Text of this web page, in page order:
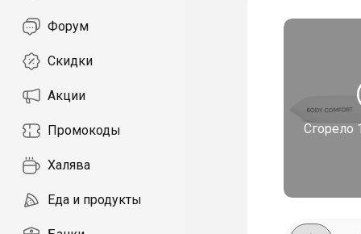
Форум
Скидки
Акции
Промокоды
Халява
Еда и продукты
Сгорело